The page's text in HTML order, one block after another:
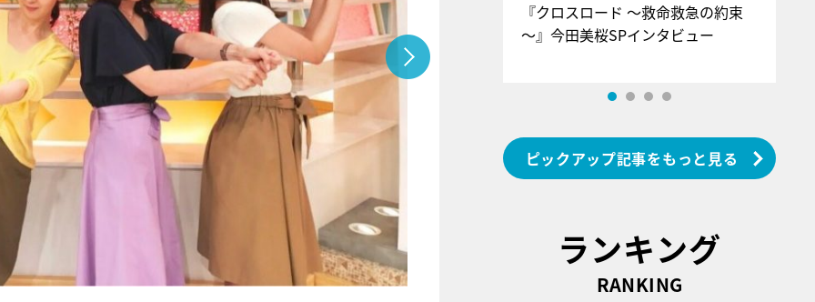
『アイ＝ラブ！げーみんぐ』＝LOV
E齋藤樹愛羅＆佐々木舞香SPインタ
ビュー
『クロスロード ～救命救急の約束
～』今田美桜SPインタビュー
ピックアップ記事をもっと見る
ランキング
RANKING